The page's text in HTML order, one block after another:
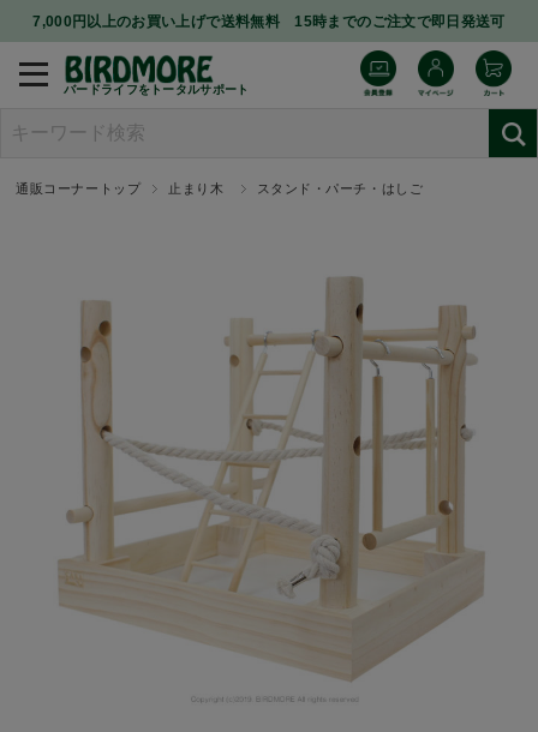
7,000円以上のお買い上げで送料無料 15時までのご注文で即日発送可
バードライフをトータルサポート
通販コーナートップ 止まり木 スタンド・パーチ・はしご